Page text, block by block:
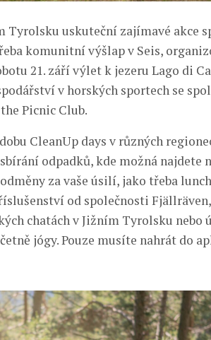
uskuteční zajímavé akce
komunitní výšlap v Seis,
21. září výlet k jezeru Lago di
v horských sportech se
Picnic Club.
CleanUp days v různých
odpadků, kde možná najdete
za vaše úsilí, jako třeba
od společnosti
chatách v Jižním Tyrolsku nebo
jógy. Pouze musíte nahrát do